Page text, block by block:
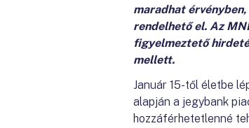
maradhat
rendelhető el. Az
figyelmeztető
mellett.
Január 15-től életbe
alapján a jegybank
hozzáférhetetlenné